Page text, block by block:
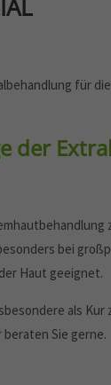
für
der
bei
Haut geeignet.
als
beraten Sie gerne.